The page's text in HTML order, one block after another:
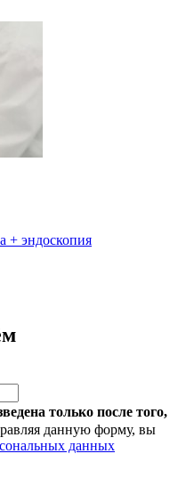
эндоскопия
только после того,
данную форму, вы
данных